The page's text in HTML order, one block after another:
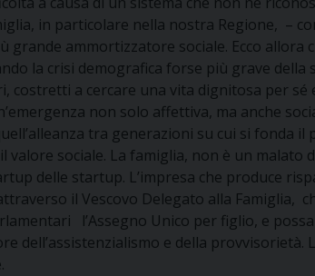
in particolare nella nostra Regione, –
grande ammortizzatore sociale. Ecco allora
la crisi demografica forse più grave della
costretti a cercare una vita dignitosa per
non solo affettiva, ma anche
tra generazioni su cui si fonda il
sociale. La famiglia, non è un malato
delle startup. L’impresa che produce
il Vescovo Delegato alla Famiglia,
l’Assegno Unico per figlio, e
e della provvisorietà.